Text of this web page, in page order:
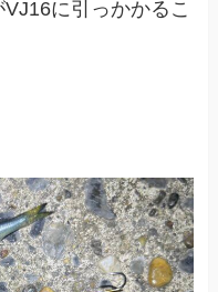
に引っかかるこ